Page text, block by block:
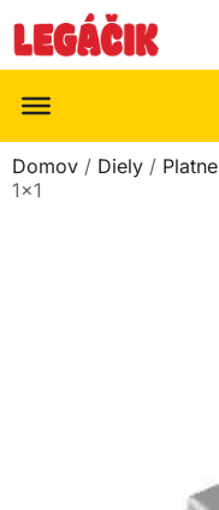
Domov / Diely / Platne
1×1